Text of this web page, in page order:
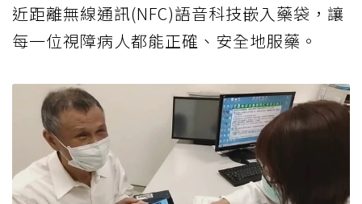
近距離無線通訊(NFC)語音科技嵌入藥袋，讓
每一位視障病人都能正確、安全地服藥。